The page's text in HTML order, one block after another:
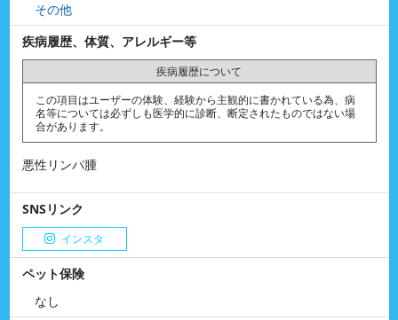
その他
疾病履歴、体質、アレルギー等
疾病履歴について
この項目はユーザーの体験、経験から主観的に書かれている為、病
名等については必ずしも医学的に診断、断定されたものではない場
合があります。
悪性リンパ腫
SNSリンク
インスタ
ペット保険
なし